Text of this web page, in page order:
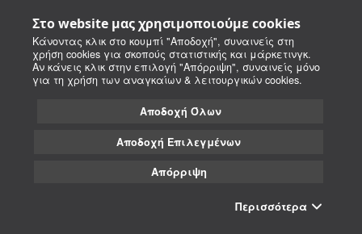
Στο website μας χρησιμοποιούμε cookies
Κάνοντας κλικ στο κουμπί "Αποδοχή", συναινείς στη
χρήση cookies για σκοπούς στατιστικής και μάρκετινγκ.
Αν κάνεις κλικ στην επιλογή "Απόρριψη", συναινείς μόνο
για τη χρήση των αναγκαίων & λειτουργικών cookies.
Αποδοχή Όλων
Αποδοχή Επιλεγμένων
Απόρριψη
Περισσότερα